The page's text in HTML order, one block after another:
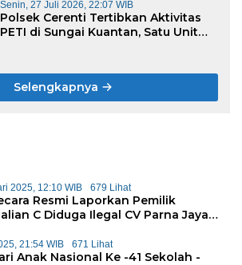
Senin, 27 Juli 2026, 22:07 WIB
Polsek Cerenti Tertibkan Aktivitas
PETI di Sungai Kuantan, Satu Unit
Selengkapnya
2025, 12:10 WIB 679 Lihat
Resmi Laporkan Pemilik
C Diduga Ilegal CV Parna Jaya
21:54 WIB 671 Lihat
Anak Nasional Ke -41 Sekolah -